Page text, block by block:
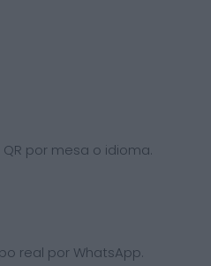
por mesa o idioma.
real por WhatsApp.